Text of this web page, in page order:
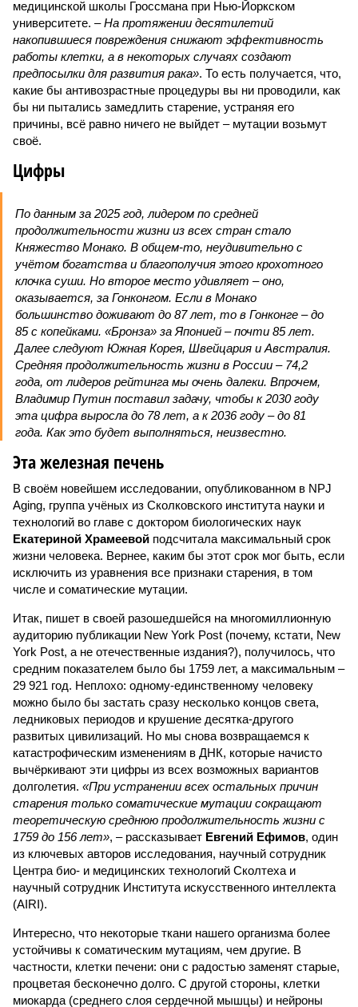
медицинской школы Гроссмана при Нью-Йоркском
университете. – На протяжении десятилетий
накопившиеся повреждения снижают эффективность
работы клетки, а в некоторых случаях создают
предпосылки для развития рака». То есть получается, что,
какие бы антивозрастные процедуры вы ни проводили, как
бы ни пытались замедлить старение, устраняя его
причины, всё равно ничего не выйдет – мутации возьмут
своё.
Цифры
По данным за 2025 год, лидером по средней
продолжительности жизни из всех стран стало
Княжество Монако. В общем-то, неудивительно с
учётом богатства и благополучия этого крохотного
клочка суши. Но второе место удивляет – оно,
оказывается, за Гонконгом. Если в Монако
большинство доживают до 87 лет, то в Гонконге – до
85 с копейками. «Бронза» за Японией – почти 85 лет.
Далее следуют Южная Корея, Швейцария и Австралия.
Средняя продолжительность жизни в России – 74,2
года, от лидеров рейтинга мы очень далеки. Впрочем,
Владимир Путин поставил задачу, чтобы к 2030 году
эта цифра выросла до 78 лет, а к 2036 году – до 81
года. Как это будет выполняться, неизвестно.
Эта железная печень
В своём новейшем исследовании, опубликованном в NPJ
Aging, группа учёных из Сколковского института науки и
технологий во главе с доктором биологических наук
Екатериной Храмеевой подсчитала максимальный срок
жизни человека. Вернее, каким бы этот срок мог быть, если
исключить из уравнения все признаки старения, в том
числе и соматические мутации.
Итак, пишет в своей разошедшейся на многомиллионную
аудиторию публикации New York Post (почему, кстати, New
York Post, а не отечественные издания?), получилось, что
средним показателем было бы 1759 лет, а максимальным –
29 921 год. Неплохо: одному-единственному человеку
можно было бы застать сразу несколько концов света,
ледниковых периодов и крушение десятка-другого
развитых цивилизаций. Но мы снова возвращаемся к
катастрофическим изменениям в ДНК, которые начисто
вычёркивают эти цифры из всех возможных вариантов
долголетия. «При устранении всех остальных причин
старения только соматические мутации сокращают
теоретическую среднюю продолжительность жизни с
1759 до 156 лет», – рассказывает Евгений Ефимов, один
из ключевых авторов исследования, научный сотрудник
Центра био- и медицинских технологий Сколтеха и
научный сотрудник Института искусственного интеллекта
(AIRI).
Интересно, что некоторые ткани нашего организма более
устойчивы к соматическим мутациям, чем другие. В
частности, клетки печени: они с радостью заменят старые,
процветая бесконечно долго. С другой стороны, клетки
миокарда (среднего слоя сердечной мышцы) и нейроны